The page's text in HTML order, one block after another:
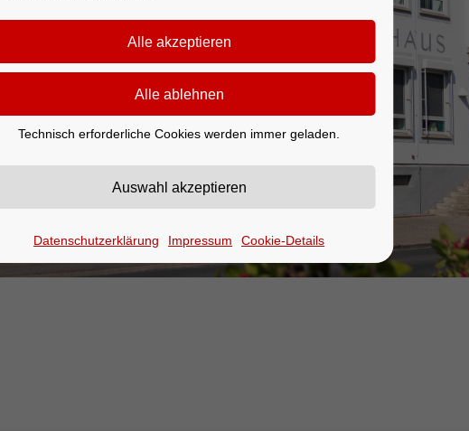
Technisch erforderliche Cookies werden immer geladen.
Datenschutzerklärung Impressum Cookie-Details